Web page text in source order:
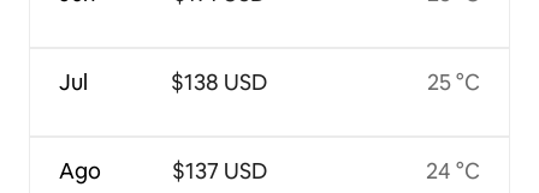
Jul
Ago
$138 USD
$137 USD
25 °C
24 °C